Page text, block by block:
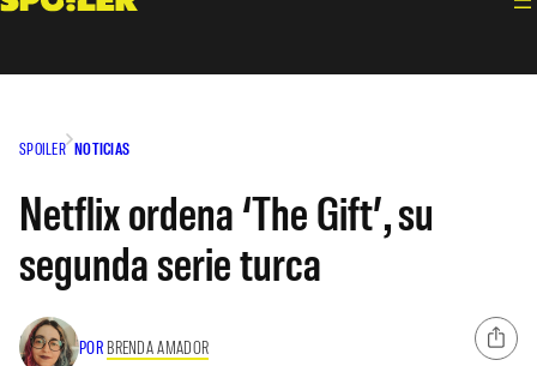
SPOILER NOTICIAS
Netflix ordena ‘The Gift’, su
segunda serie turca
POR BRENDA AMADOR